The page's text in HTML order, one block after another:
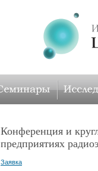
Конференция и
предприятиях
Заявка